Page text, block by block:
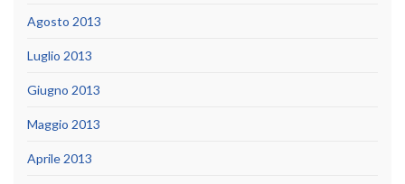
Agosto 2013
Luglio 2013
Giugno 2013
Maggio 2013
Aprile 2013